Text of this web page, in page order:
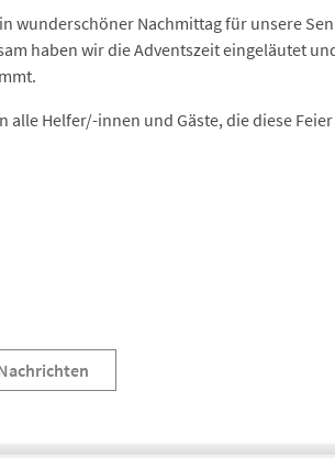
wunderschöner Nachmittag für unsere
haben wir die Adventszeit eingeläutet
alle Helfer/-innen und Gäste, die diese